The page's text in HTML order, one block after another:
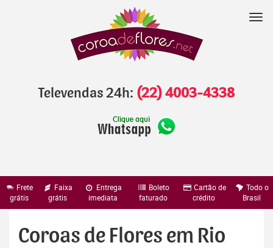
Televendas 24h: (22) 4003-4338
Frete
grátis
Faixa
grátis
Entrega
imediata
Boleto
faturado
Cartão de
crédito
Todo o
Brasil
Coroas de Flores em Rio